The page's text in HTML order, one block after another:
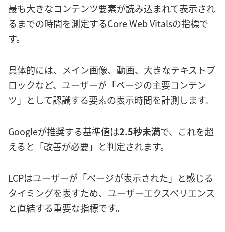
最も大きなコンテンツ要素が読み込まれて表示され
るまでの時間を測定するCore Web Vitalsの指標で
す。
具体的には、メイン画像、動画、大きなテキストブ
ロックなど、ユーザーが「ページの主要コンテン
ツ」として認識する要素の表示時間を計測します。
Googleが推奨する基準値は2.5秒未満で、これを超
えると「改善が必要」と判定されます。
LCPはユーザーが「ページが表示された」と感じる
タイミングを表すため、ユーザーエクスペリエンス
と直結する重要な指標です。